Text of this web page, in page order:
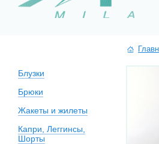
Блузки
Брюки
Жакеты и жилеты
Капри, Леггинсы,
Шорты